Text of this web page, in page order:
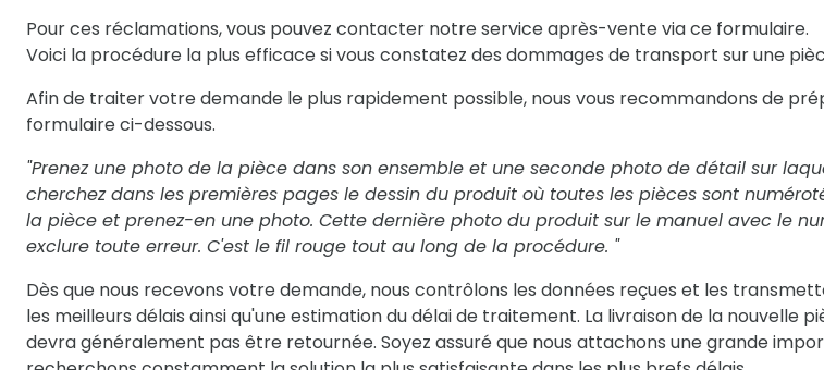
Pour ces réclamations, vous pouvez contacter notre service après-vente via ce formulaire.
Voici la procédure la plus efficace si vous constatez des dommages de transport sur une
Afin de traiter votre demande le plus rapidement possible, nous vous recommandons de
formulaire ci-dessous.
"Prenez une photo de la pièce dans son ensemble et une seconde photo de détail sur
cherchez dans les premières pages le dessin du produit où toutes les pièces sont
la pièce et prenez-en une photo. Cette dernière photo du produit sur le manuel avec le
exclure toute erreur. C'est le fil rouge tout au long de la procédure. "
Dès que nous recevons votre demande, nous contrôlons les données reçues et les
les meilleurs délais ainsi qu'une estimation du délai de traitement. La livraison de la nouvelle
devra généralement pas être retournée. Soyez assuré que nous attachons une grande